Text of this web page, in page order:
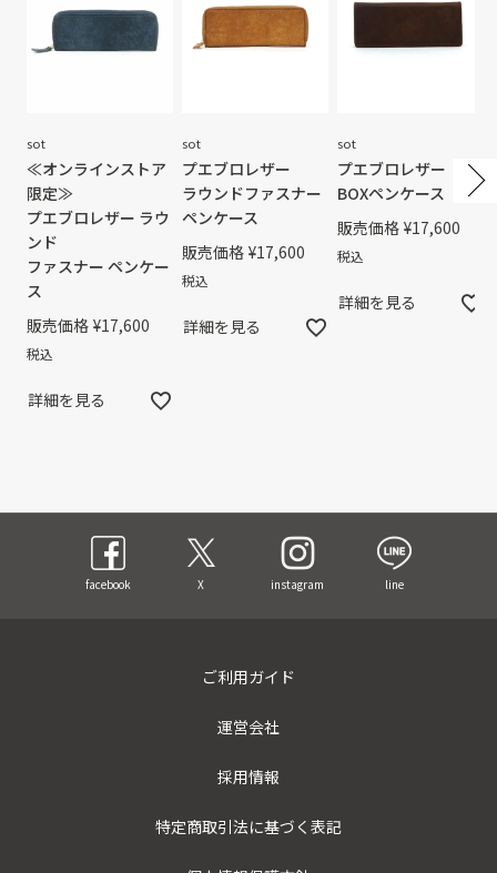
sot
≪オンラインストア
限定≫
プエブロレザー ラウ
ンド
ファスナー ペンケー
ス
販売価格 ¥17,600
税込
詳細を見る
sot
プエブロレザー
ラウンドファスナー
ペンケース
販売価格 ¥17,600
税込
詳細を見る
sot
プエブロレザー
BOXペンケース
販売価格 ¥17,600
税込
詳細を見る
facebook X instagram line
ご利用ガイド
運営会社
採用情報
特定商取引法に基づく表記